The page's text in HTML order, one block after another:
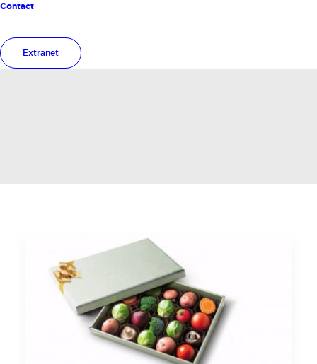
Contact
Extranet
Mois : janvier 2025